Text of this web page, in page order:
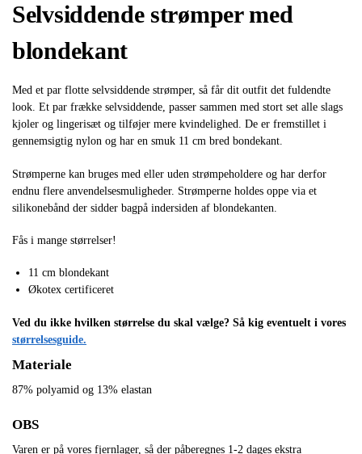
Selvsiddende strømper med
blondekant
Med et par flotte selvsiddende strømper, så får dit outfit det fuldendte
look. Et par frække selvsiddende, passer sammen med stort set alle slags
kjoler og lingerisæt og tilføjer mere kvindelighed. De er fremstillet i
gennemsigtig nylon og har en smuk 11 cm bred bondekant.
Strømperne kan bruges med eller uden strømpeholdere og har derfor
endnu flere anvendelsesmuligheder. Strømperne holdes oppe via et
silikonebånd der sidder bagpå indersiden af blondekanten.
Fås i mange størrelser!
11 cm blondekant
Økotex certificeret
Ved du ikke hvilken størrelse du skal vælge? Så kig eventuelt i vores
størrelsesguide.
Materiale
87% polyamid og 13% elastan
OBS
Varen er på vores fjernlager, så der påberegnes 1-2 dages ekstra